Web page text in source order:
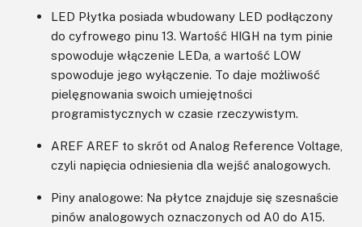
LED Płytka posiada wbudowany LED podłączony
do cyfrowego pinu 13. Wartość HIGH na tym pinie
spowoduje włączenie LEDa, a wartość LOW
spowoduje jego wyłączenie. To daje możliwość
pielęgnowania swoich umiejętności
programistycznych w czasie rzeczywistym.
AREF AREF to skrót od Analog Reference Voltage,
czyli napięcia odniesienia dla wejść analogowych.
Piny analogowe: Na płytce znajduje się szesnaście
pinów analogowych oznaczonych od A0 do A15.